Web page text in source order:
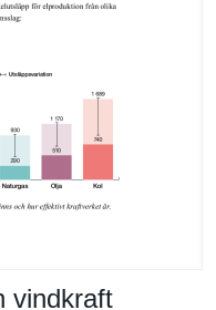
vindkraft